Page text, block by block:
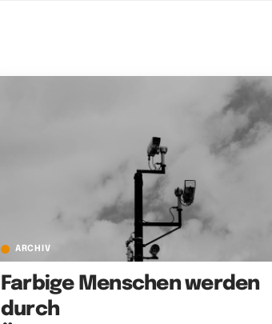
ARCHIV
Farbige Menschen werden
durch